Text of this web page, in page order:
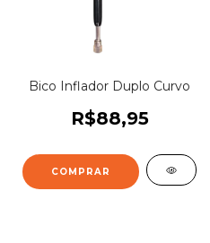
Bico Inflador Duplo Curvo
R$88,95